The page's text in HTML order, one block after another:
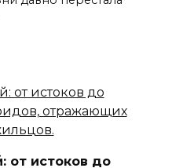
от истоков до